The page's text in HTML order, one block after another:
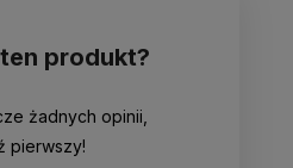
produkt?
żadnych opinii,
pierwszy!